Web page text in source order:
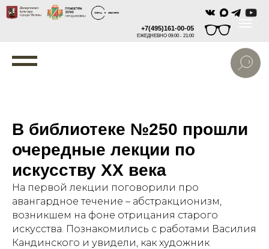
+7(495)161-00-05
ЕЖЕДНЕВНО 09:00 - 21:00
В библиотеке №250 прошли
очередные лекции по
искусству XX века
На первой лекции поговорили про
авангардное течение – абстракционизм,
возникшем на фоне отрицания старого
искусства. Познакомились с работами Василия
Кандинского и увидели, как художник